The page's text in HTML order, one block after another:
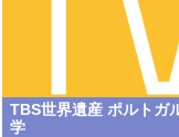
TBS世界遺産 ポルトガ
学